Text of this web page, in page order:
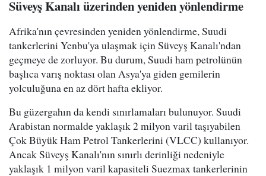
Süveyş Kanalı üzerinden yeniden yönlendirme
Afrika'nın çevresinden yeniden yönlendirme, Suudi
tankerlerini Yenbu'ya ulaşmak için Süveyş Kanalı'ndan
geçmeye de zorluyor. Bu durum, Suudi ham petrolünün
başlıca varış noktası olan Asya'ya giden gemilerin
yolculuğuna en az dört hafta ekliyor.
Bu güzergahın da kendi sınırlamaları bulunuyor. Suudi
Arabistan normalde yaklaşık 2 milyon varil taşıyabilen
Çok Büyük Ham Petrol Tankerlerini (VLCC) kullanıyor.
Ancak Süveyş Kanalı'nın sınırlı derinliği nedeniyle
yaklaşık 1 milyon varil kapasiteli Suezmax tankerlerinin